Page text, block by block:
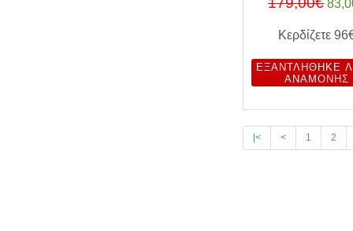
Κερδίζετε
ΕΞΑΝΤΛΉΘΗΚΕ
ΑΝΑΜΟΝΉΣ
|< < 1 2